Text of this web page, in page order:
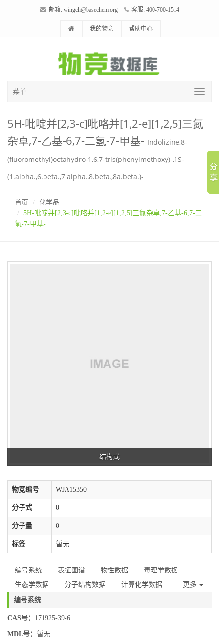
邮箱: wingch@basechem.org 客服: 400-700-1514
我的物竞 帮助中心
菜单
5H-吡啶并[2,3-c]吡咯并[1,2-e][1,2,5]三氮
杂卓,7-乙基-6,7-二氢-7-甲基- Indolizine,8-
(fluoromethyl)octahydro-1,6,7-tris(phenylmethoxy)-,1S-
(1.alpha.,6.beta.,7.alpha.,8.beta.,8a.beta.)-
首页
化学品
5H-吡啶并[2,3-c]吡咯并[1,2-e][1,2,5]三氮杂卓,7-乙基-6,7-二
氢-7-甲基-
结构式
物竞编号 WJA15350
分子式 0
分子量 0
标签 暂无
编号系统 表征图谱 物性数据
毒理学数据
生态学数据
分子结构数据 计算化学数据 更多
编号系统
CAS号： 171925-39-6
MDL号： 暂无